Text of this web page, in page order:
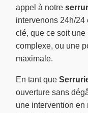
appel à notre
intervenons 24h/24
clé, que ce soit
complexe, ou une
maximale.
En tant que
ouverture sans
une intervention en